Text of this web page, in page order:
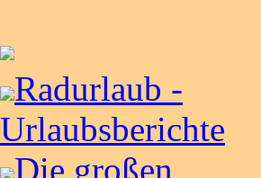
Radurlaub -
Urlaubsberichte
Die großen